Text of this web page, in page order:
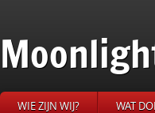
WIE ZIJN WIJ? WAT